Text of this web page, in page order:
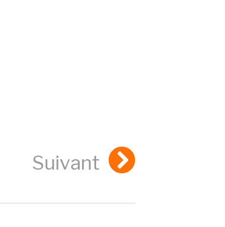
Suivant